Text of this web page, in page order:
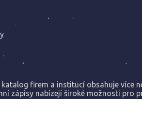
firem a institucí obsahuje více
zápisy nabízejí široké možnosti pro